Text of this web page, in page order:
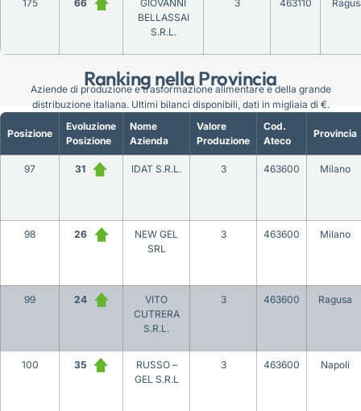
Ranking nella Provincia
175 66
GIOVANNI
BELLASSAI
S.R.L.
3 463110
Posizione
Evoluzione
Posizione
Nome
Azienda
Valore
Produzione
Cod.
Ateco
Provincia
97 31 IDAT S.R.L. 3 463600 Milano
98 26
NEW GEL
SRL
3 463600 Milano
99 24
VITO
CUTRERA
S.R.L.
3 463600 Ragusa
100 35
RUSSO –
GEL S.R.L
3 463600 Napoli
Aziende di produzione e trasformazione alimentare e della grande
distribuzione italiana. Ultimi bilanci disponibili, dati in migliaia di €.